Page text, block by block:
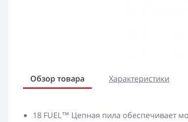
Обзор товара Характеристики
18 FUEL™ Цепная пила обеспечивает